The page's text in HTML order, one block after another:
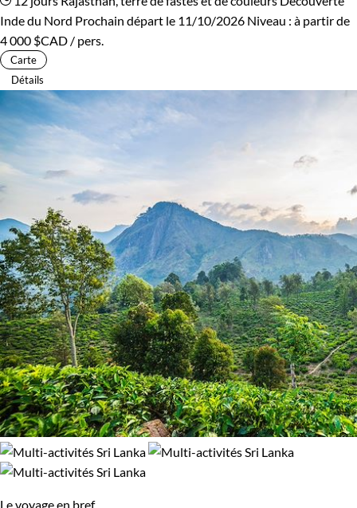
Inde du Nord Prochain départ le 11/10/2026 Niveau : à partir de
4 000 $CAD / pers.
Carte
Détails
Le voyage en bref